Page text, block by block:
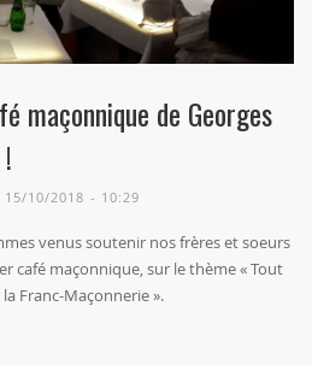
maçonnique de Georges
15/10/2018 - 10:29
venus soutenir nos frères et soeurs
café maçonnique, sur le thème « Tout
Franc-Maçonnerie ».